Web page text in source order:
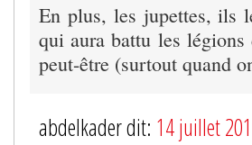
En plus, les jupettes, ils
qui aura battu les
peut-être (surtout quand
abdelkader dit: 14 juillet